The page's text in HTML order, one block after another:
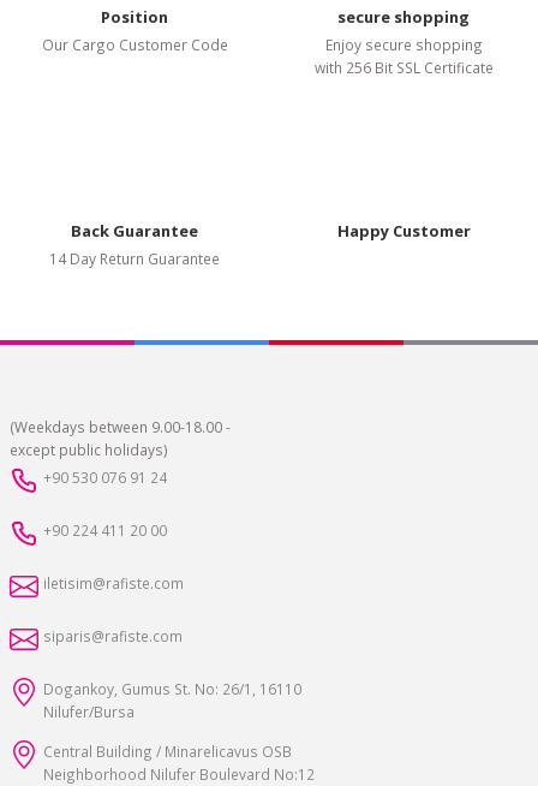
Position
Our Cargo Customer Code
secure shopping
Enjoy secure shopping
with 256 Bit SSL Certificate
Back Guarantee
14 Day Return Guarantee
Happy Customer
(Weekdays between 9.00-18.00 -
except public holidays)
+90 530 076 91 24
+90 224 411 20 00
iletisim@rafiste.com
siparis@rafiste.com
Dogankoy, Gumus St. No: 26/1, 16110
Nilufer/Bursa
Central Building / Minarelicavus OSB
Neighborhood Nilufer Boulevard No:12